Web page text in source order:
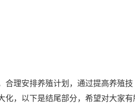
合理安排养殖计划，通过提高养殖技
化，以下是结尾部分，希望对大家有